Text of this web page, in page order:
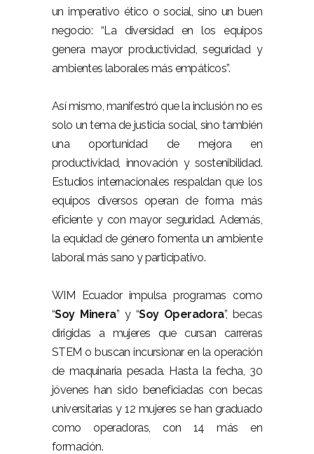
un imperativo ético o social, sino un buen
negocio: “La diversidad en los equipos
genera mayor productividad, seguridad y
ambientes laborales más empáticos”.
Así mismo, manifestró que la inclusión no es
solo un tema de justicia social, sino también
una oportunidad de mejora en
productividad, innovación y sostenibilidad.
Estudios internacionales respaldan que los
equipos diversos operan de forma más
eficiente y con mayor seguridad. Además,
la equidad de género fomenta un ambiente
laboral más sano y participativo.
WIM Ecuador impulsa programas como
“Soy Minera” y “Soy Operadora”, becas
dirigidas a mujeres que cursan carreras
STEM o buscan incursionar en la operación
de maquinaria pesada. Hasta la fecha, 30
jóvenes han sido beneficiadas con becas
universitarias y 12 mujeres se han graduado
como operadoras, con 14 más en
formación.